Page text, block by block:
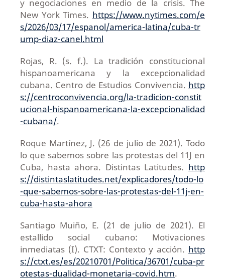
y negociaciones en medio de la crisis. The
New York Times. https://www.nytimes.com/e
s/2026/03/17/espanol/america-latina/cuba-tr
ump-diaz-canel.html
Rojas, R. (s. f.). La tradición constitucional
hispanoamericana y la excepcionalidad
cubana. Centro de Estudios Convivencia. http
s://centroconvivencia.org/la-tradicion-constit
ucional-hispanoamericana-la-excepcionalidad
-cubana/.
Roque Martínez, J. (26 de julio de 2021). Todo
lo que sabemos sobre las protestas del 11J en
Cuba, hasta ahora. Distintas Latitudes. http
s://distintaslatitudes.net/explicadores/todo-lo
-que-sabemos-sobre-las-protestas-del-11j-en-
cuba-hasta-ahora
Santiago Muiño, E. (21 de julio de 2021). El
estallido social cubano: Motivaciones
inmediatas (I). CTXT: Contexto y acción. http
s://ctxt.es/es/20210701/Politica/36701/cuba-pr
otestas-dualidad-monetaria-covid.htm.